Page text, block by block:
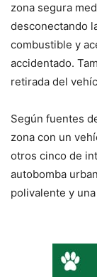
zona segura
desconectando
combustible y
accidentado.
retirada del
Según fuentes
zona con un
otros cinco de
autobomba
polivalente y